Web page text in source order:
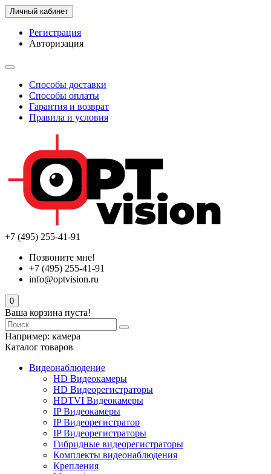
Личный кабинет
Регистрация
Авторизация
Способы доставки
Способы оплаты
Гарантия и возврат
Правила и условия
+7 (495) 255-41-91
Позвоните мне!
+7 (495) 255-41-91
info@optvision.ru
0
Ваша корзина пуста!
Например: камера
Каталог товаров
Видеонаблюдение
HD Видеокамеры
HD Видеорегистраторы
HDTVI Видеокамеры
IP Видеокамеры
IP Видеорегистратор
IP Видеорегистраторы
Гибридные видеорегистраторы
Комплекты видеонаблюдения
Крепления